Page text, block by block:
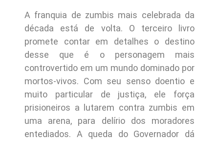
A franquia de zumbis mais celebrada da
década está de volta. O terceiro livro
promete contar em detalhes o destino
desse que é o personagem mais
controvertido em um mundo dominado por
mortos-vivos. Com seu senso doentio e
muito particular de justiça, ele força
prisioneiros a lutarem contra zumbis em
uma arena, para delírio dos moradores
entediados. A queda do Governador dá